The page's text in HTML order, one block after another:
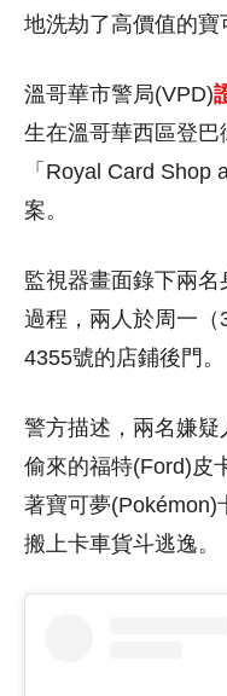
地洗劫了高價值的寶
溫哥華市警局(VPD)
生在溫哥華西區登
「Royal Card Shop
案。
監視器畫面錄下兩
過程，兩人於周一
4355號的店鋪後門。
警方描述，兩名嫌
偷來的福特(Ford)皮
著寶可夢(Pokémon)
搬上卡車貨斗逃逸。